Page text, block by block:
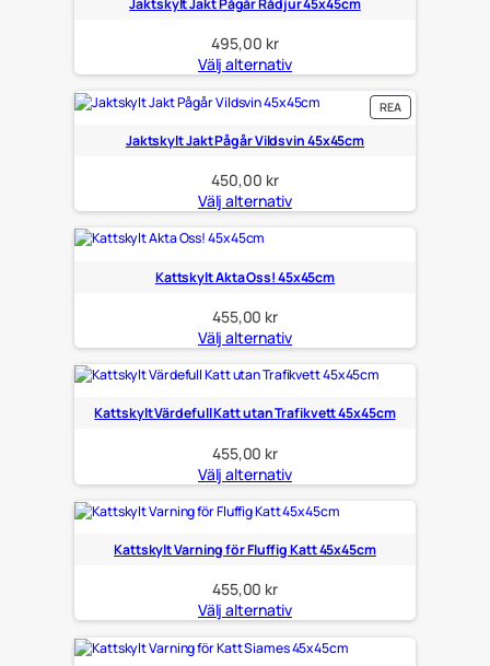
Jaktskylt Jakt Pågår Rådjur 45x45cm
495,00 kr
Välj alternativ
REAPRODUKTER
PÅ
Jaktskylt Jakt Pågår Vildsvin 45x45cm
450,00 kr
Välj alternativ
Kattskylt Akta Oss! 45x45cm
455,00 kr
Välj alternativ
Kattskylt Värdefull Katt utan Trafikvett 45x45cm
455,00 kr
Välj alternativ
Kattskylt Varning för Fluffig Katt 45x45cm
455,00 kr
Välj alternativ